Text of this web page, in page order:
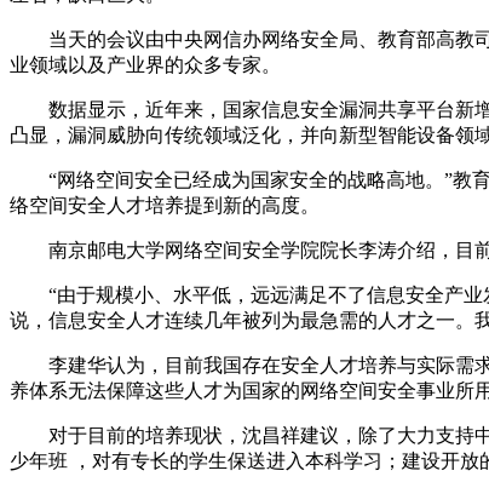
当天的会议由中央网信办网络安全局、教育部高教司
业领域以及产业界的众多专家。
数据显示，近年来，国家信息安全漏洞共享平台新增
凸显，漏洞威胁向传统领域泛化，并向新型智能设备领
“网络空间安全已经成为国家安全的战略高地。”教育
络空间安全人才培养提到新的高度。
南京邮电大学网络空间安全学院院长李涛介绍，目前
“由于规模小、水平低，远远满足不了信息安全产业
说，信息安全人才连续几年被列为最急需的人才之一。
李建华认为，目前我国存在安全人才培养与实际需求
养体系无法保障这些人才为国家的网络空间安全事业所用
对于目前的培养现状，沈昌祥建议，除了大力支持中
少年班 ，对有专长的学生保送进入本科学习；建设开放